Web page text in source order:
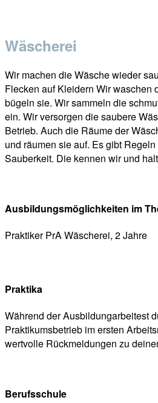
Wäscherei
Wir machen die Wäsche wieder
Flecken auf Kleidern Wir waschen
bügeln sie. Wir sammeln die
ein. Wir versorgen die saubere
Betrieb. Auch die Räume der
und räumen sie auf. Es gibt
Sauberkeit. Die kennen wir und
Ausbildungsmöglichkeiten im
Praktiker PrA Wäscherei, 2 Jahre
Praktika
Während der Ausbildungarbeitest
Praktikumsbetrieb im ersten
wertvolle Rückmeldungen zu
Berufsschule